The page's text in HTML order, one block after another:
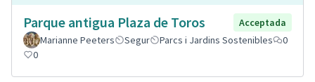
Parque antigua Plaza de Toros
Acceptada
Marianne Peeters
Segur Parcs i Jardins Sostenibles
0
0